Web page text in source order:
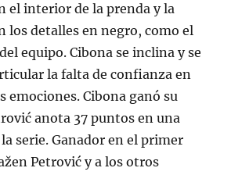
el interior de la prenda y la
los detalles en negro, como el
equipo. Cibona se inclina y se
la falta de confianza en
emociones. Cibona ganó su
anota 37 puntos en una
serie. Ganador en el primer
Petrović y a los otros